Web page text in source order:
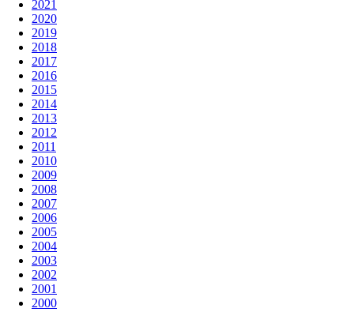
2021
2020
2019
2018
2017
2016
2015
2014
2013
2012
2011
2010
2009
2008
2007
2006
2005
2004
2003
2002
2001
2000